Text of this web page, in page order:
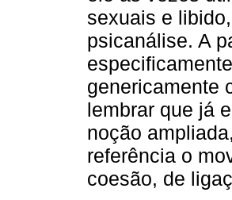
sexuais e
psicanálise. A
genericamente
lembrar que já
noção
referência o
coesão, de